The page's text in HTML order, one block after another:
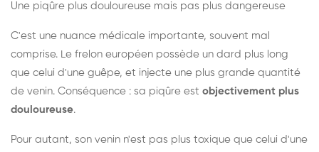
Une piqûre plus douloureuse mais pas plus dangereuse
C'est une nuance médicale importante, souvent mal
comprise. Le frelon européen possède un dard plus long
que celui d'une guêpe, et injecte une plus grande quantité
de venin. Conséquence : sa piqûre est objectivement plus
douloureuse.
Pour autant, son venin n'est pas plus toxique que celui d'une